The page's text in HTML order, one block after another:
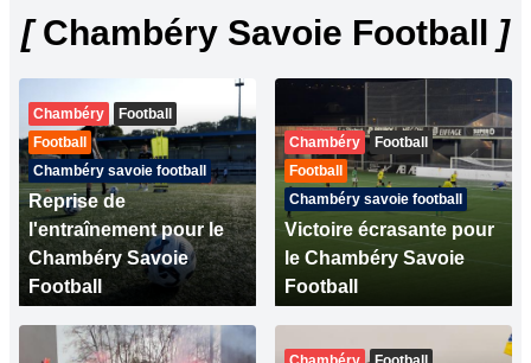
[Chambéry Savoie Football ]
Chambéry
Football
Football
Chambéry savoie football
Reprise de
l'entraînement pour le
Chambéry Savoie
Football
Chambéry
Football
Football
Chambéry savoie football
Victoire écrasante pour
le Chambéry Savoie
Football